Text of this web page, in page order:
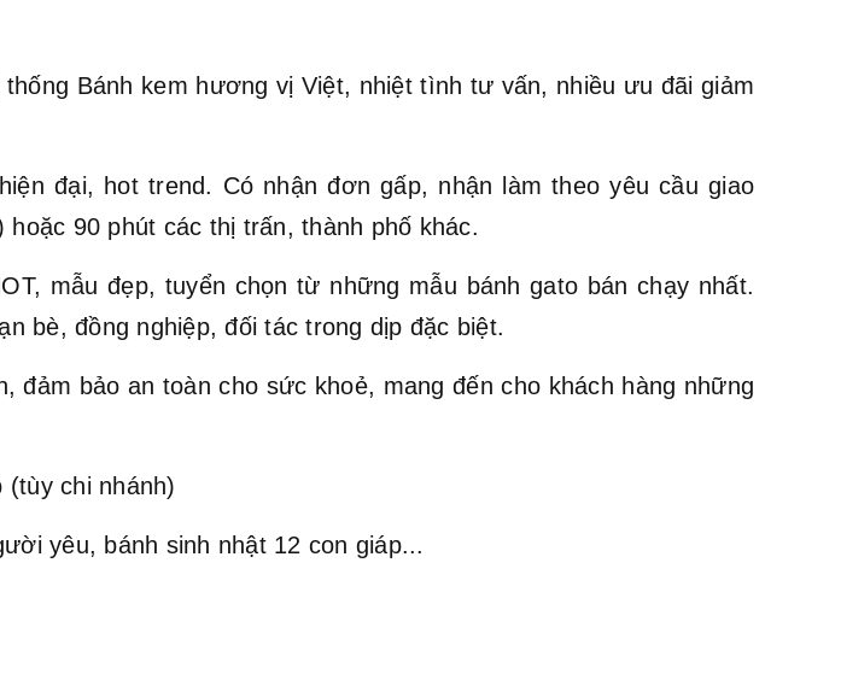
Bánh kem hương vị Việt, nhiệt tình tư vấn, nhiều ưu đãi giảm
đại, hot trend. Có nhận đơn gấp, nhận làm theo yêu cầu giao
90 phút các thị trấn, thành phố khác.
mẫu đẹp, tuyển chọn từ những mẫu bánh gato bán chạy nhất.
bè, đồng nghiệp, đối tác trong dịp đặc biệt.
đảm bảo an toàn cho sức khoẻ, mang đến cho khách hàng những
(tùy chi nhánh)
yêu, bánh sinh nhật 12 con giáp...